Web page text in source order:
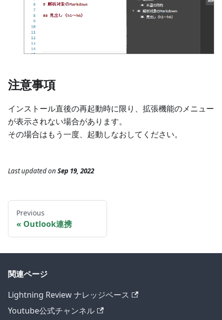
注意事項
インストール直後の再起動時に限り、拡張機能のメニュー
が表示されない場合があります。
その場合はもう一度、起動しなおしてください。
Last updatedon Sep 19, 2022
Previous
Outlook連携
関連ページ
Lightning Review ナレッジベース
Youtube公式チャンネル